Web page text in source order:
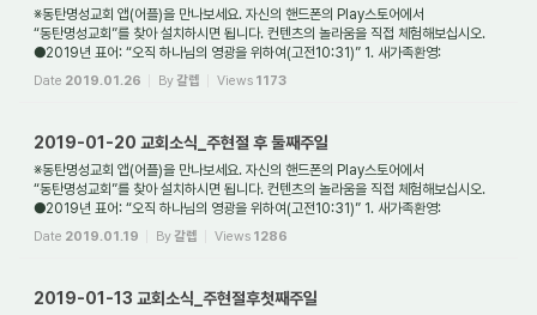
※동탄명성교회 앱(어플)을 만나보세요. 자신의 핸드폰의 Play스토어에서
“동탄명성교회”를 찾아 설치하시면 됩니다. 컨텐츠의 놀라움을 직접 체험해보십시오.
●2019년 표어: “오직 하나님의 영광을 위하여(고전10:31)” 1. 새가족환영:
동탄명성교회는 대한예수...
Date 2019.01.26 By갈렙 Views 1173
2019-01-20 교회소식_주현절 후 둘째주일
※동탄명성교회 앱(어플)을 만나보세요. 자신의 핸드폰의 Play스토어에서
“동탄명성교회”를 찾아 설치하시면 됩니다. 컨텐츠의 놀라움을 직접 체험해보십시오.
●2019년 표어: “오직 하나님의 영광을 위하여(고전10:31)” 1. 새가족환영:
동탄명성교회는 대한예수...
Date 2019.01.19 By갈렙 Views 1286
2019-01-13 교회소식_주현절후첫째주일